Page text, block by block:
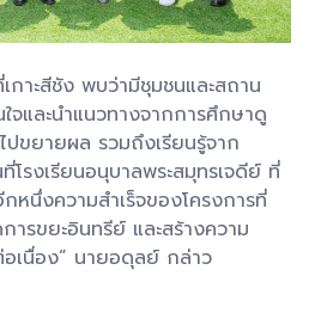
กาะสีชัง พบว่ามีชุมชนและสถาน
จและนำแนวทางจากการศึกษาดู
ปขยายผล รวมถึงเรียนรู้จาก
โรงเรียนอนุบาลพระสมุทรเจดีย์ ที่
หนึ่งความสำเร็จของโครงการที่
ารขยะอินทรีย์ และสร้างความ
เนื่อง” นายอดุลย์ กล่าว